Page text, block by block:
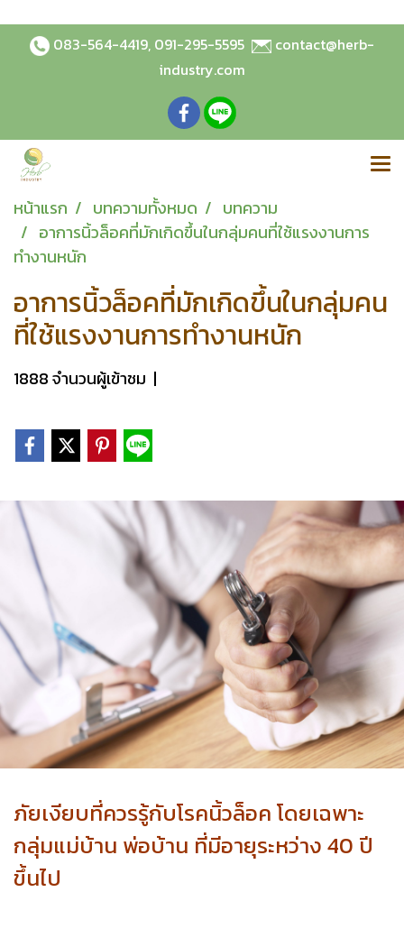
083-564-4419, 091-295-5595
contact@herb-
industry.com
หน้าแรก บทความทั้งหมด
บทความ
อาการนิ้วล็อคที่มักเกิดขึ้นในกลุ่มคนที่ใช้แรงงานการ
ทำงานหนัก
อาการนิ้วล็อคที่มักเกิดขึ้นในกลุ่มคน
ที่ใช้แรงงานการทำงานหนัก
1888 จำนวนผู้เข้าชม |
ภัยเงียบที่ควรรู้กับโรคนิ้วล็อค โดยเฉพาะ
กลุ่มแม่บ้าน พ่อบ้าน ที่มีอายุระหว่าง 40 ปี
ขึ้นไป